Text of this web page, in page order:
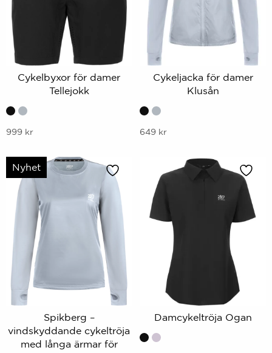
Cykelbyxor för damer
Tellejokk
Denna
har
flera
varianter.
Alternativen
väljas
på
produktsidan
999 kr
Cykeljacka för damer
Klusån
Denna
flera
varianter.
Alternativen
kan
produktsidan
649 kr
Nyhet
Spikberg –
vindskyddande cykeltröja
med långa ärmar för
Damcykeltröja Ogan